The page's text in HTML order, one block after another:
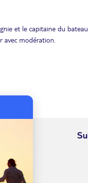
et le capitaine du
avec modération.